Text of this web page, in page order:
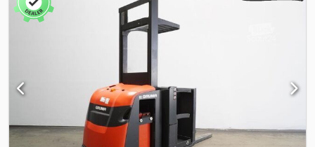
, الطول الكلي:2.830 مم , العرض الكلي:800
, وقود:كهرباء